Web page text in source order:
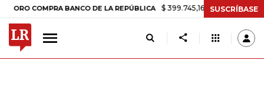
COMPRA BANCO DE LA REPÚBLICA $ 399.745,16 +$ 2.295,71 +0,58%
SUSCRÍBASE